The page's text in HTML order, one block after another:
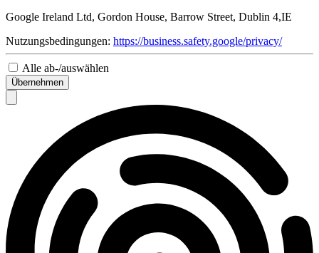
Google Ireland Ltd, Gordon House, Barrow Street, Dublin 4,IE
Nutzungsbedingungen: https://business.safety.google/privacy/
Alle ab-/auswählen
Übernehmen